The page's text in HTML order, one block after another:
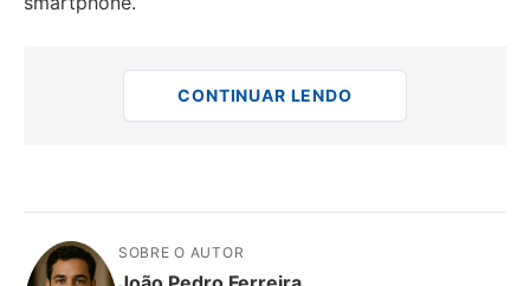
CONTINUAR LENDO
SOBRE O AUTOR